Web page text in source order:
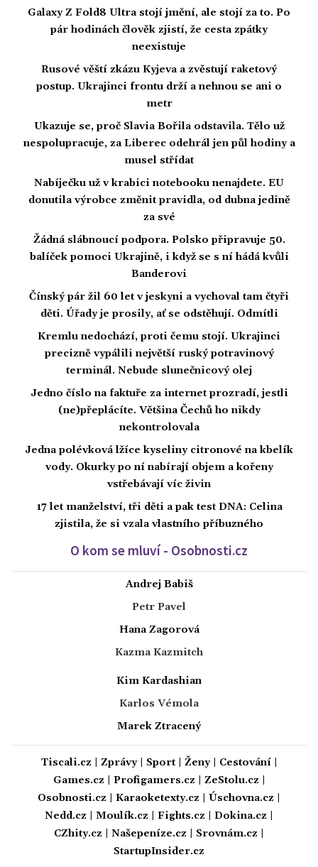
Galaxy Z Fold8 Ultra stojí jmění, ale stojí za to. Po
pár hodinách člověk zjistí, že cesta zpátky
neexistuje
Rusové věští zkázu Kyjeva a zvěstují raketový
postup. Ukrajinci frontu drží a nehnou se ani o
metr
Ukazuje se, proč Slavia Bořila odstavila. Tělo už
nespolupracuje, za Liberec odehrál jen půl hodiny a
musel střídat
Nabíječku už v krabici notebooku nenajdete. EU
donutila výrobce změnit pravidla, od dubna jedině
za své
Žádná slábnoucí podpora. Polsko připravuje 50.
balíček pomoci Ukrajině, i když se s ní hádá kvůli
Banderovi
Čínský pár žil 60 let v jeskyni a vychoval tam čtyři
děti. Úřady je prosily, ať se odstěhují. Odmítli
Kremlu nedochází, proti čemu stojí. Ukrajinci
precizně vypálili největší ruský potravinový
terminál. Nebude slunečnicový olej
Jedno číslo na faktuře za internet prozradí, jestli
(ne)přeplácíte. Většina Čechů ho nikdy
nekontrolovala
Jedna polévková lžíce kyseliny citronové na kbelík
vody. Okurky po ní nabírají objem a kořeny
vstřebávají víc živin
17 let manželství, tři děti a pak test DNA: Celina
zjistila, že si vzala vlastního příbuzného
O kom se mluví - Osobnosti.cz
Andrej Babiš
Petr Pavel
Hana Zagorová
Kazma Kazmitch
Kim Kardashian
Karlos Vémola
Marek Ztracený
Tiscali.cz Zprávy| Sport| Ženy| Cestování|
Games.cz
Profigamers.cz ZeStolu.cz
Osobnosti.cz
Karaoketexty.cz Úschovna.cz
Nedd.cz
Moulík.cz Fights.cz Dokina.cz
CZhity.cz
Našepeníze.cz Srovnám.cz
StartupInsider.cz